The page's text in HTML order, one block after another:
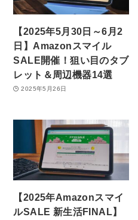
【2025年5月30日～6月2
日】Amazonスマイル
SALE開催！狙い目のタブ
レット＆周辺機器14選
2025年5月26日
【2025年Amazonスマイ
ルSALE 新生活FINAL】